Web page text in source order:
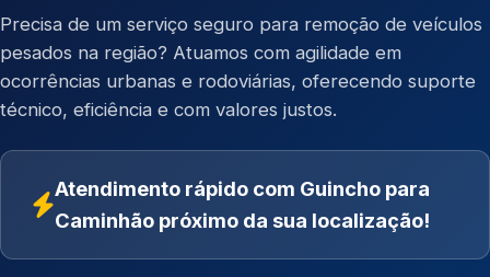
Precisa de um serviço seguro para remoção de veículos
pesados na região? Atuamos com agilidade em
ocorrências urbanas e rodoviárias, oferecendo suporte
técnico, eficiência e com valores justos.
Atendimento rápido com Guincho para
Caminhão próximo da sua localização!